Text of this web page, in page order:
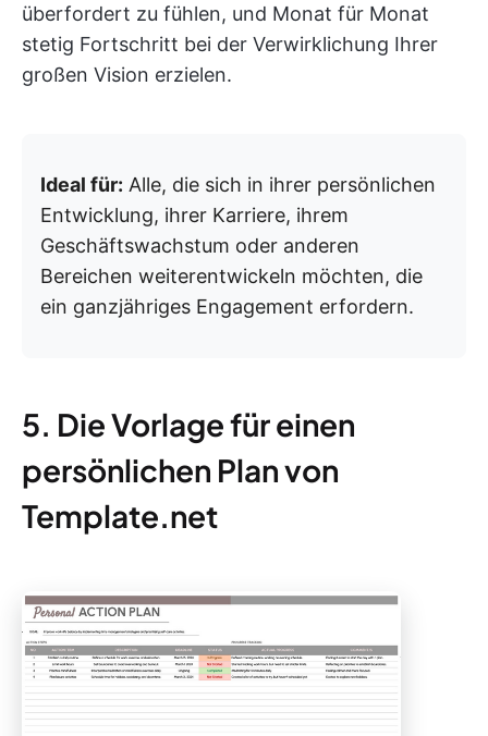
überfordert zu fühlen, und Monat für Monat
stetig Fortschritt bei der Verwirklichung Ihrer
großen Vision erzielen.
Ideal für: Alle, die sich in ihrer persönlichen
Entwicklung, ihrer Karriere, ihrem
Geschäftswachstum oder anderen
Bereichen weiterentwickeln möchten, die
ein ganzjähriges Engagement erfordern.
5. Die Vorlage für einen
persönlichen Plan von
Template.net